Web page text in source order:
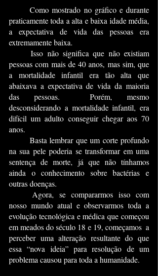
	Como mostrado no gráfico e durante
praticamente toda a alta e baixa idade média,
a expectativa de vida das pessoas era
extremamente baixa.
	Isso não significa que não existiam
pessoas com mais de 40 anos, mas sim, que
a mortalidade infantil era tão alta que
abaixava a expectativa de vida da maioria
das pessoas.  Porém, mesmo
desconsiderando a mortalidade infantil, era
difícil um adulto conseguir chegar aos 70
anos.
na sua pele poderia se transformar em uma
sentença de morte, já que não tínhamos
ainda o conhecimento sobre bactérias e
outras doenças.
nosso mundo atual e observarmos toda a
evolução tecnológica e médica que começou
em meados do século 18 e 19, começamos  a
perceber uma alteração resultante do que
essa “nova ideia” para resolução de um
problema causou para toda a humanidade.